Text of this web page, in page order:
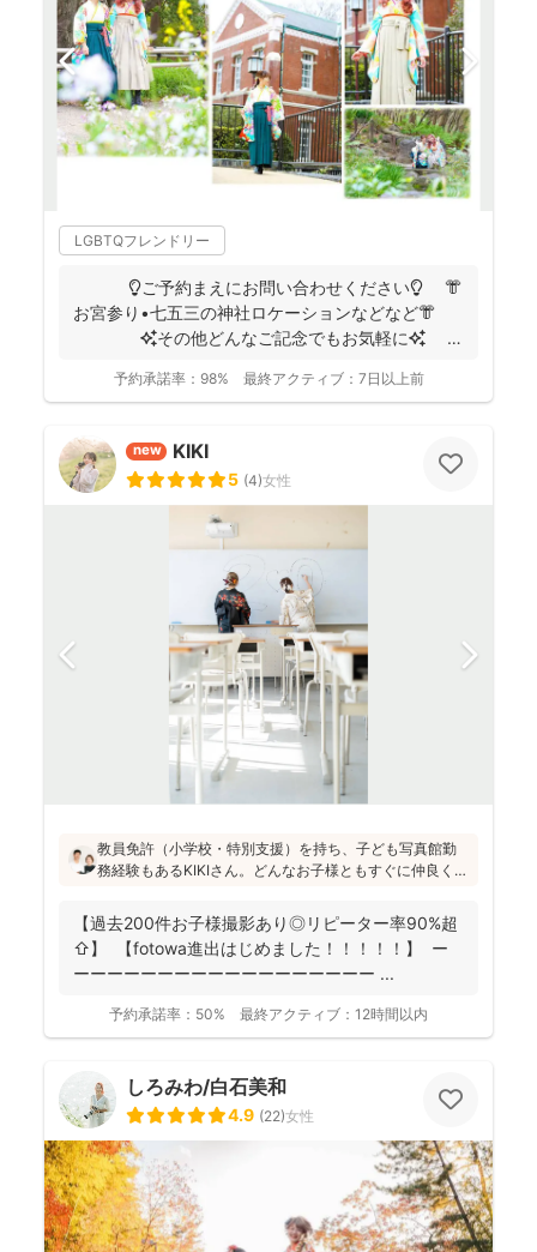
LGBTQフレンドリー
💡ご予約まえにお問い合わせください💡 👘
お宮参り•七五三の神社ロケーションなどなど👘
✨その他どんなご記念でもお気軽に✨
予約承諾率： 98% 最終アクティブ： 7日以上前
new KIKI
5 (4)女性
教員免許（小学校・特別支援）を持ち、子ども写真館勤
務経験もあるKIKIさん。どんなお子様ともすぐに仲良くな
を引き出し、日々成長している大切な瞬間を写真に記録
することを大切にされています(^^)
【過去200件お子様撮影あり◎リピーター率90%超
⇧】 【fotowa進出はじめました！！！！！】 ー
ーーーーーーーーーーーーーーーーーー ...
予約承諾率： 50% 最終アクティブ： 12時間以内
しろみわ/白石美和
4.9 (22)女性